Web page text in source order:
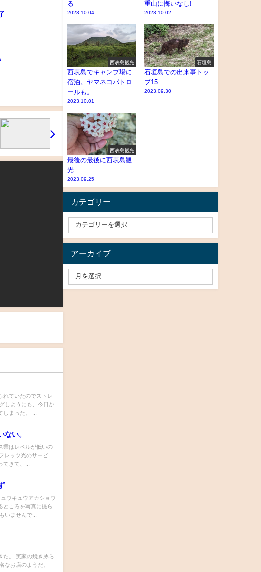
れていたのでストレ
しようにも、今日か
しまった。 ...
ない。
業はレベルが低いの
レッツ光のサービ
きて、...
ウキュウアカショウ
ところを写真に撮ら
いませんで...
た。 実家の焼き豚ら
なお店のようだ。
る
2023.10.04
重山に悔いなし!
2023.10.02
西表島観光
西表島でキャンプ場に
宿泊。ヤマネコパトロ
ールも。
2023.10.01
石垣島
石垣島での出来事トッ
プ15
2023.09.30
西表島観光
最後の最後に西表島観
光
2023.09.25
カテゴリー
アーカイブ